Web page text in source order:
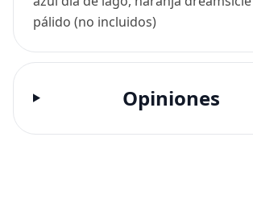
pálido (no incluidos)
Opiniones